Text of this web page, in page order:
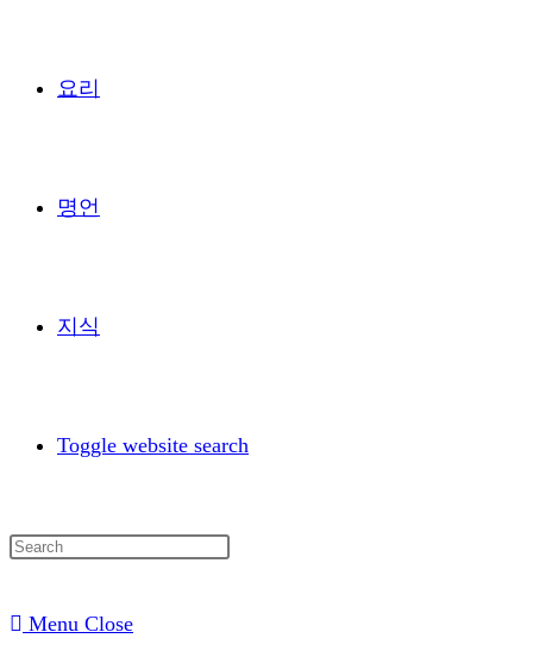
요리
명언
지식
Toggle website search
Menu Close